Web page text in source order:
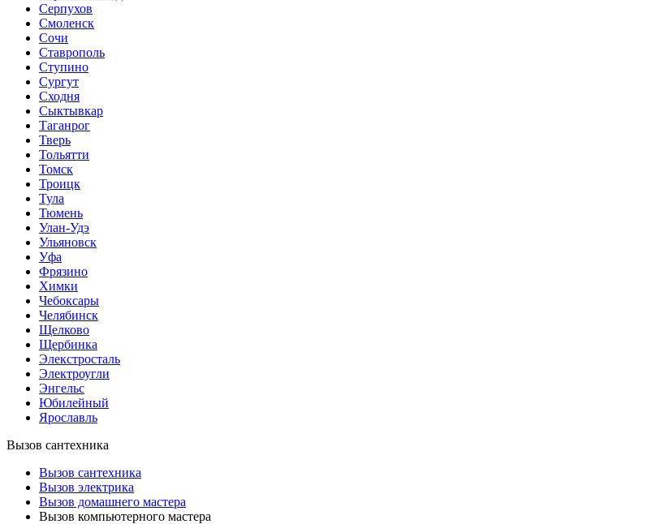
Серпухов
Смоленск
Сочи
Ставрополь
Ступино
Сургут
Сходня
Сыктывкар
Таганрог
Тверь
Тольятти
Томск
Троицк
Тула
Тюмень
Улан-Удэ
Ульяновск
Уфа
Фрязино
Химки
Чебоксары
Челябинск
Щелково
Щербинка
Элекстросталь
Электроугли
Энгельс
Юбилейный
Ярославль
Вызов сантехника
Вызов сантехника
Вызов электрика
Вызов домашнего мастера
Вызов компьютерного мастера